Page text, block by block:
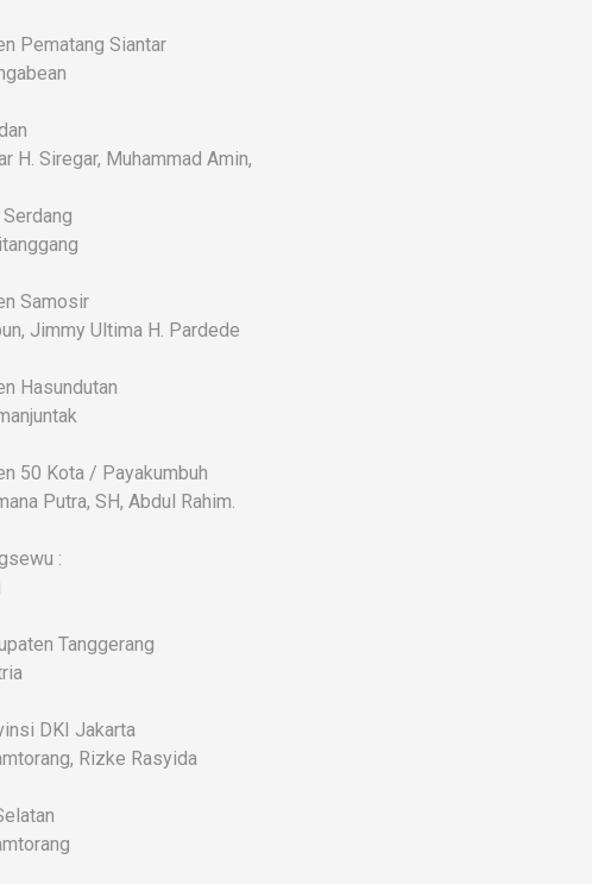
Pematang Siantar
H. Siregar, Muhammad Amin,
Samosir
Jimmy Ultima H. Pardede
Hasundutan
50 Kota / Payakumbuh
Putra, SH, Abdul Rahim.
:
Tanggerang
DKI Jakarta
Rizke Rasyida